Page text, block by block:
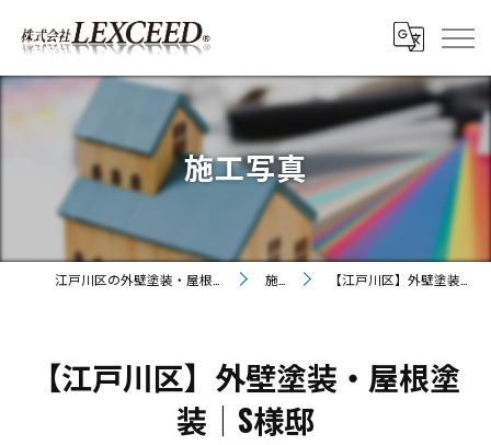
施工写真
施工写真 【江戸川区】外壁塗装・屋根塗装│S様邸
【江戸川区】外壁塗装・屋根塗
装│S様邸